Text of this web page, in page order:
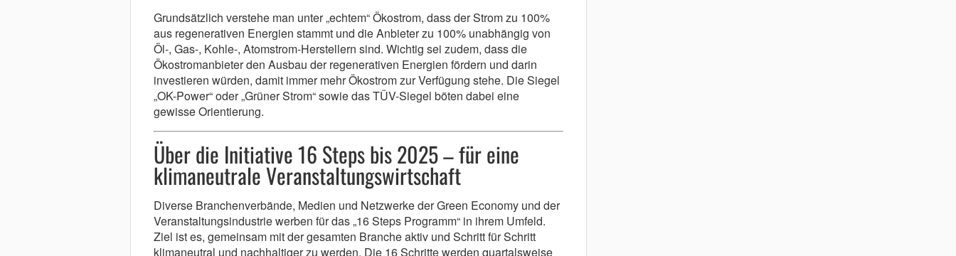
Grundsätzlich verstehe man unter „echtem“ Ökostrom, dass der Strom zu 100%
aus regenerativen Energien stammt und die Anbieter zu 100% unabhängig von
Öl-, Gas-, Kohle-, Atomstrom-Herstellern sind. Wichtig sei zudem, dass die
Ökostromanbieter den Ausbau der regenerativen Energien fördern und darin
investieren würden, damit immer mehr Ökostrom zur Verfügung stehe. Die Siegel
„OK-Power“ oder „Grüner Strom“ sowie das TÜV-Siegel böten dabei eine
gewisse Orientierung.
Über die Initiative 16 Steps bis 2025 – für eine
klimaneutrale Veranstaltungswirtschaft
Diverse Branchenverbände, Medien und Netzwerke der Green Economy und der
Veranstaltungsindustrie werben für das „16 Steps Programm“ in ihrem Umfeld.
Ziel ist es, gemeinsam mit der gesamten Branche aktiv und Schritt für Schritt
klimaneutral und nachhaltiger zu werden. Die 16 Schritte werden quartalsweise